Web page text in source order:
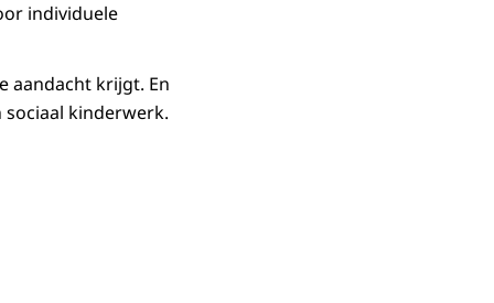
individuele
aandacht krijgt. En
kinderwerk.